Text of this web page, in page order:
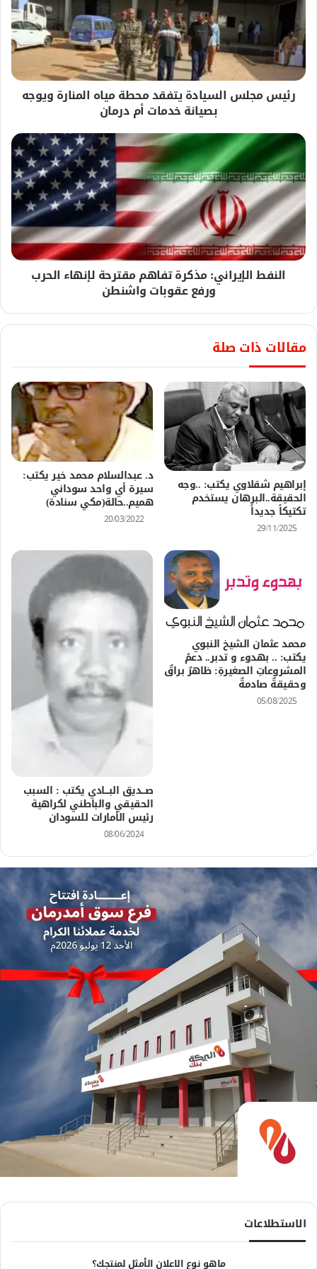
رئيس مجلس السيادة يتفقد محطة مياه المنارة ويوجه
بصيانة خدمات أم درمان
النفط الإيراني: مذكرة تفاهم مقترحة لإنهاء الحرب
ورفع عقوبات واشنطن
مقالات ذات صلة
إبراهيم شقلاوي يكتب: ..وجه
الحقيقة..البرهان يستخدم
تكتيكاً جديداً
29/11/2025
د. عبدالسلام محمد خير يكتب:
سيرة أي واحد سوداني
هميم..حالة(مكي سنادة)
20/03/2022
محمد عثمان الشيخ النبوي
يكتب: .. بهدوء و تدبر.. دعمُ
المشروعاتِ الصغيرةِ: ظاهرٌ براقٌ
وحقيقةٌ صادمةٌ
05/08/2025
صـــديق البــــادي يكتب : السبب
الحقيقي والباطني لكراهية
رئيس الأمارات للسودان
08/06/2024
الاستطلاعات
ماهو نوع الاعلان الأمثل لمنتجك؟